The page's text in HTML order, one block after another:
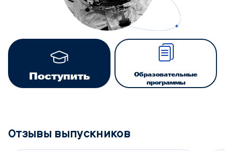
Поступить
Образовательные
программы
Отзывы выпускников